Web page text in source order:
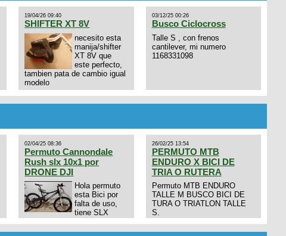
19/04/26 09:40
SHIFTER XT 8V
necesito esta
manija/shifter
XT 8V que
este perfecto,
tambien pata de cambio igual
modelo
03/12/25 00:26
Busco Ciclocross
Talle S , con frenos
cantilever, mi numero
1168331098
02/04/25 08:36
Permuto Cannondale
Rush slx 10x1 por
DRONE DJI
Hola permuto
esta Bici por
falta de uso,
tiene SLX
Horquilla Axon tope de gama
26/02/25 13:54
PERMUTO MTB
ENDURO X BICI DE
TRIA O RUTERA
Permuto MTB ENDURO
TALLE M BUSCO BICI DE
TURA O TRIATLON TALLE
S.